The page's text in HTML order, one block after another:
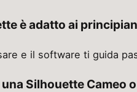
è adatto ai
e il software ti guida
Silhouette Cameo